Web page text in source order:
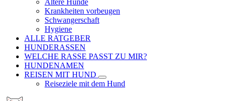
Ältere Hunde
Krankheiten vorbeugen
Schwangerschaft
Hygiene
ALLE RATGEBER
HUNDERASSEN
WELCHE RASSE PASST ZU MIR?
HUNDENAMEN
REISEN MIT HUND
Reiseziele mit dem Hund